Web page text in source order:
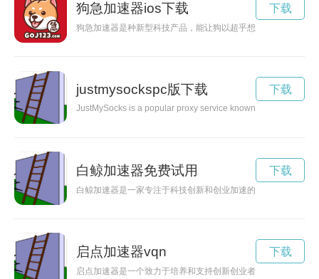
狗急加速器ios下载
狗急加速器是种新型科技产品，能让狗以超乎想象的速度奔跑
下载
justmysockspc版下载
JustMySocks is a popular proxy service known for its
下载
白鲸加速器免费试用
白鲸加速器是一家专注于科技创新和创业加速的机构，致力于
下载
启点加速器vqn
启点加速器是一个致力于培养和支持创新创业者的平台，通过
下载